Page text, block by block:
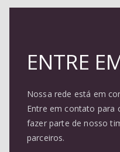
ENTRE
Nossa rede está em
Entre em contato para
fazer parte de nosso
parceiros.